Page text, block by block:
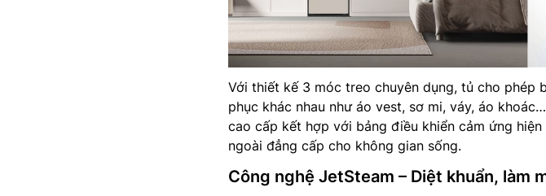
Với thiết kế 3 móc treo chuyên dụng, tủ cho phép
phục khác nhau như áo vest, sơ mi, váy, áo
cao cấp kết hợp với bảng điều khiển cảm ứng
ngoài đẳng cấp cho không gian sống.
Công nghệ JetSteam – Diệt khuẩn, làm